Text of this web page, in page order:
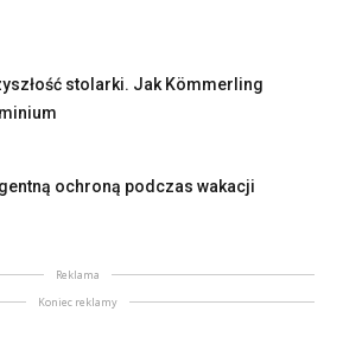
stolarki. Jak Kömmerling
ochroną podczas wakacji
Reklama
Koniec reklamy